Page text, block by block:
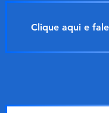
Clique aqui e